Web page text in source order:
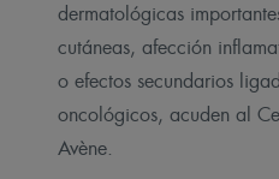
dermatológicas
cutáneas, afección
o efectos secundarios
oncológicos, acuden al
Avène.